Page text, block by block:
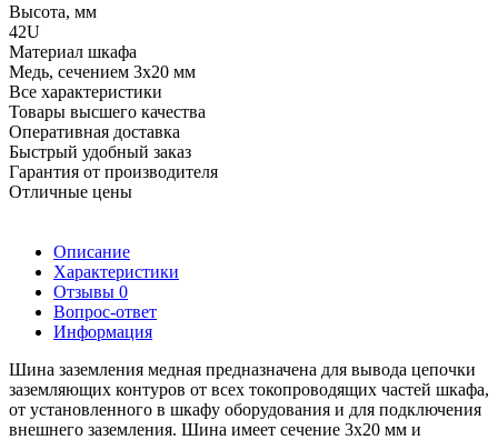
Высота, мм
42U
Материал шкафа
Медь, сечением 3х20 мм
Все характеристики
Товары высшего качества
Оперативная доставка
Быстрый удобный заказ
Гарантия от производителя
Отличные цены
Описание
Характеристики
Отзывы 0
Вопрос-ответ
Информация
Шина заземления медная предназначена для вывода цепочки
заземляющих контуров от всех токопроводящих частей шкафа,
от установленного в шкафу оборудования и для подключения
внешнего заземления. Шина имеет сечение 3х20 мм и